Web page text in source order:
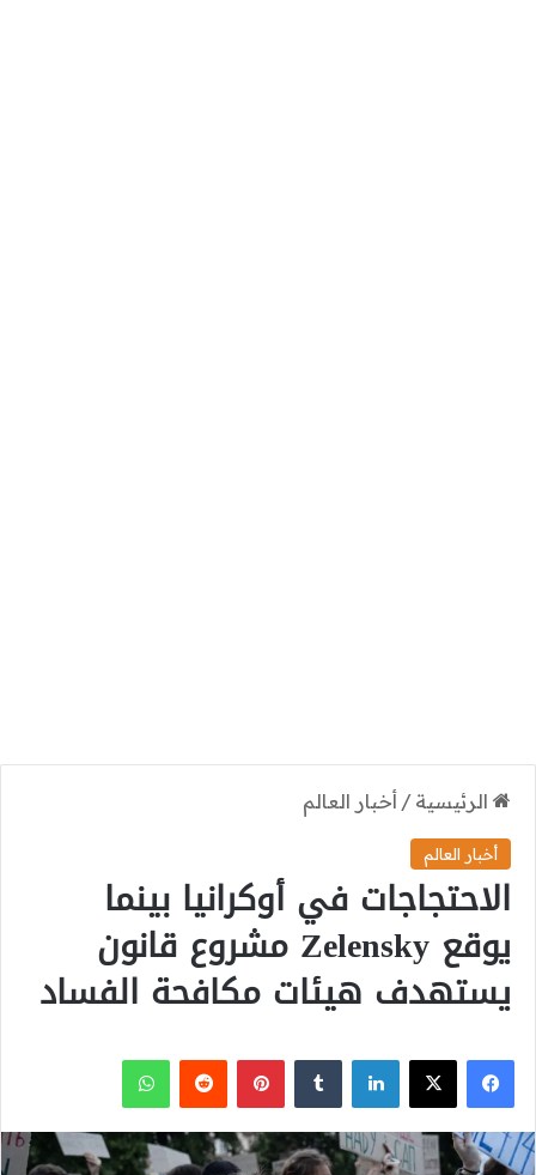
الرئيسية / أخبار العالم
أخبار العالم
الاحتجاجات في أوكرانيا بينما
يوقع Zelensky مشروع قانون
يستهدف هيئات مكافحة الفساد
فيسبوك
‫X لينكدإن بينتيريست واتساب